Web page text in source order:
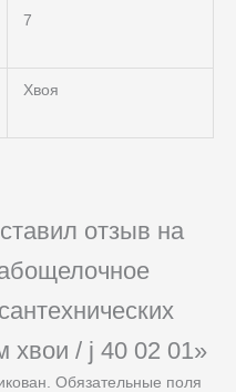
7
Хвоя
отзыв на
хвои / j 40 02 01»
Обязательные поля